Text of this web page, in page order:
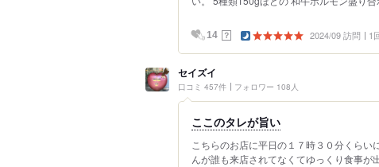
14 ？ 2024/09 訪問 1
セイズイ
口コミ 457件 フォロワー 108人
ここのタレが旨い
こちらのお店に平日の１７時３０分くら
んが誰も来店されてなくてゆっくり食事